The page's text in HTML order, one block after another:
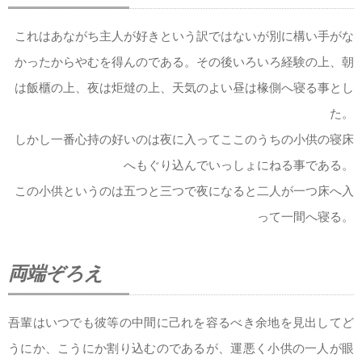
これはあながち主人が好きという訳ではないが別に構い手がな
かったからやむを得んのである。その後いろいろ経験の上、朝
は飯櫃の上、夜は炬燵の上、天気のよい昼は椽側へ寝る事とし
た。
しかし一番心持の好いのは夜に入ってここのうちの小供の寝床
へもぐり込んでいっしょにねる事である。
この小供というのは五つと三つで夜になると二人が一つ床へ入
って一間へ寝る。
両端ぞろえ
吾輩はいつでも彼等の中間に己れを容るべき余地を見出してど
うにか、こうにか割り込むのであるが、運悪く小供の一人が眼